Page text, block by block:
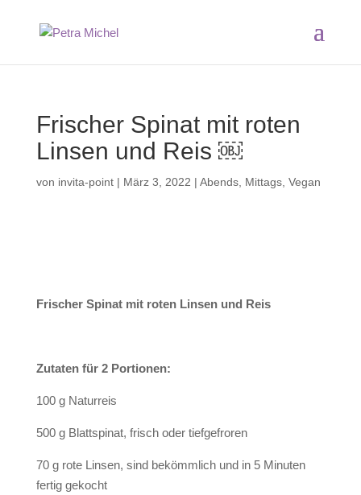
Frischer Spinat mit roten
Linsen und Reis ￼
von invita-point| März 3, 2022 | Abends, Mittags, Vegan
Frischer Spinat mit roten Linsen und Reis
Zutaten für 2 Portionen:
100 g Naturreis
500 g Blattspinat, frisch oder tiefgefroren
70 g rote Linsen, sind bekömmlich und in 5 Minuten
fertig gekocht